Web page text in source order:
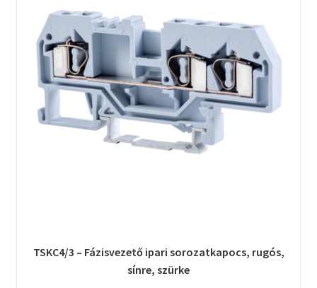
TSKC4/3 – Fázisvezető ipari sorozatkapocs, rugós,
sínre, szürke